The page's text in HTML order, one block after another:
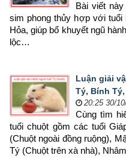
Bài viết
sim phong thủy hợp với tuổi
Hỏa, giúp bổ khuyết ngũ
lộc…
Luận giải
Tý, Bính
20:25 30/
Cùng tìm
tuổi chuột gồm các tuổi
(Chuột ngoài đồng ruộng),
Tý (Chuột trên xà nhà),